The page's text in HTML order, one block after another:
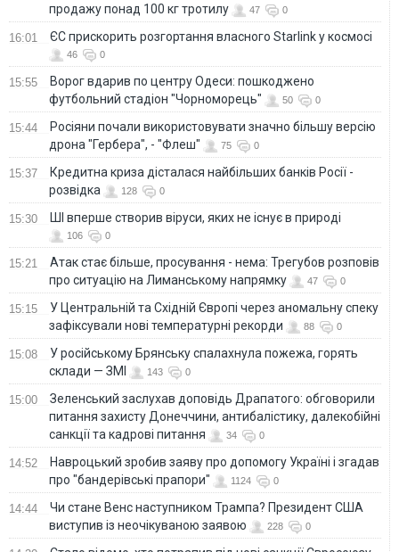
продажу понад 100 кг тротилу
47 0
16:01 ЄС прискорить розгортання власного Starlink у космосі
46 0
15:55
Ворог вдарив по центру Одеси: пошкоджено
футбольний стадіон "Чорноморець"
50 0
15:44
Росіяни почали використовувати значно більшу версію
дрона "Гербера", - "Флеш"
75 0
15:37
Кредитна криза дісталася найбільших банків Росії -
розвідка
128 0
15:30 ШІ вперше створив віруси, яких не існує в природі
106 0
15:21
Атак стає більше, просування - нема: Трегубов розповів
про ситуацію на Лиманському напрямку
47 0
15:15
У Центральній та Східній Європі через аномальну спеку
зафіксували нові температурні рекорди
88 0
15:08
У російському Брянську спалахнула пожежа, горять
склади — ЗМІ
143 0
15:00
Зеленський заслухав доповідь Драпатого: обговорили
питання захисту Донеччини, антибалістику, далекобійні
санкції та кадрові питання
34 0
14:52
Навроцький зробив заяву про допомогу Україні і згадав
про "бандерівські прапори"
1124 0
14:44
Чи стане Венс наступником Трампа? Президент США
виступив із неочікуваною заявою
228 0